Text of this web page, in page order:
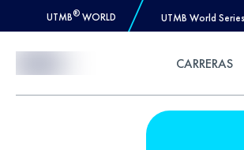
UTMB® WORLD UTMB World
CARRERAS